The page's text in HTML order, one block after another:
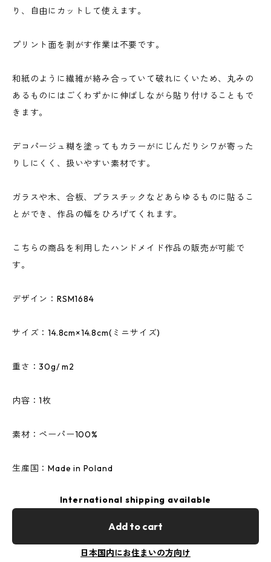
り、自由にカットして使えます。
プリント面を剥がす作業は不要です。
和紙のように繊維が絡み合っていて破れにくいため、丸みの
あるものにはごくわずかに伸ばしながら貼り付けることもで
きます。
デコパージュ糊を塗ってもカラーがにじんだりシワが寄った
りしにくく、扱いやすい素材です。
ガラスや木、合板、プラスチックなどあらゆるものに貼るこ
とができ、作品の幅をひろげてくれます。
こちらの商品を利用したハンドメイド作品の販売が可能で
す。
デザイン：RSM1684
サイズ：14.8cm×14.8cm(ミニサイズ)
重さ：30g/ m2
内容：1枚
素材：ペーパー100%
生産国：Made in Poland
International shipping available
Add to cart
日本国内にお住まいの方向け